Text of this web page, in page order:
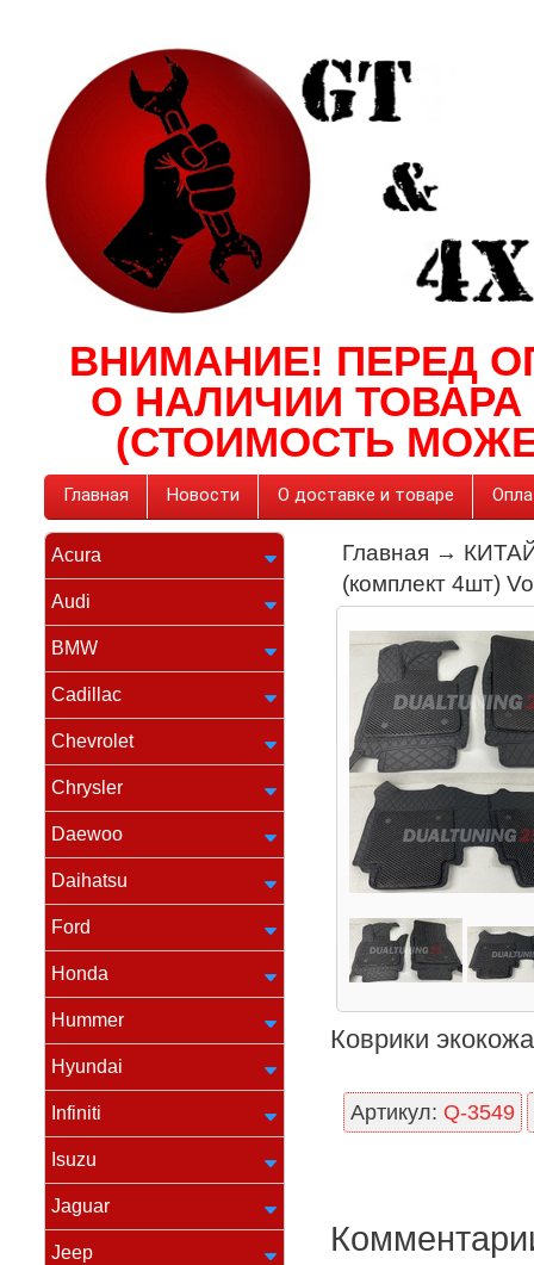
ВНИМАНИЕ! ПЕРЕД
О НАЛИЧИИ
(СТОИМОСТЬ
Главная Новости О доставке и товаре
Acura
Audi
BMW
Cadillac
Chevrolet
Chrysler
Daewoo
Daihatsu
Ford
Honda
Hummer
Hyundai
Infiniti
Isuzu
Jaguar
Jeep
Главная →
(комплект 4шт)
Коврики
Артикул: Q-3549